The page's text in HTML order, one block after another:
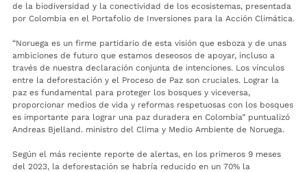
de la biodiversidad y la conectividad de los ecosistemas, presentada
por Colombia en el Portafolio de Inversiones para la Acción Climática.
“Noruega es un firme partidario de esta visión que esboza y de unas
ambiciones de futuro que estamos deseosos de apoyar, incluso a
través de nuestra declaración conjunta de intenciones. Los vínculos
entre la deforestación y el Proceso de Paz son cruciales. Lograr la
paz es fundamental para proteger los bosques y viceversa,
proporcionar medios de vida y reformas respetuosas con los bosques
es importante para lograr una paz duradera en Colombia” puntualizó
Andreas Bjelland. ministro del Clima y Medio Ambiente de Noruega.
Según el más reciente reporte de alertas, en los primeros 9 meses
del 2023, la deforestación se habría reducido en un 70% la